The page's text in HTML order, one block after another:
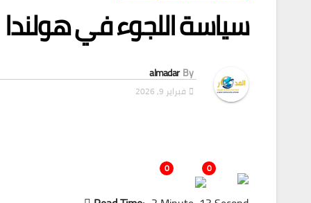
سياسة اللجوء في هولندا
By
almadar
فبراير 9, 2026
0
0